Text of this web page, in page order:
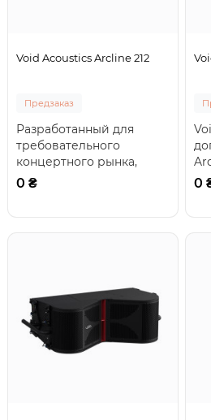
Void Acoustics Arcline 212
Предзаказ
Разработанный для
требовательного
концертного рынка,
низкочастотный корпус
0 ₴ 0